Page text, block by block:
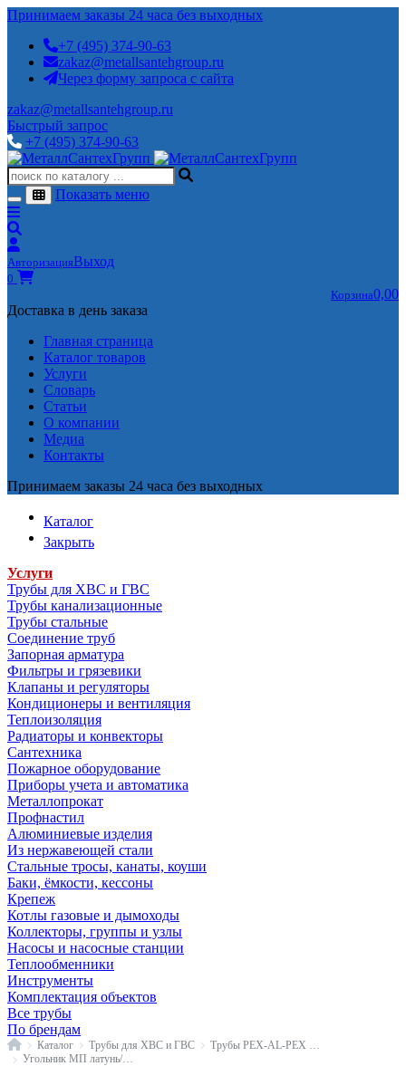
Принимаем заказы 24 часа без выходных
+7 (495) 374-90-63
zakaz@metallsantehgroup.ru
Через форму запроса с сайта
zakaz@metallsantehgroup.ru
Быстрый запрос
+7 (495) 374-90-63
Показать меню
АвторизацияВыход
0
Корзина0,00
Доставка в день заказа
Главная страница
Каталог товаров
Услуги
Словарь
Статьи
О компании
Медиа
Контакты
Принимаем заказы 24 часа без выходных
Каталог
Закрыть
Услуги
Трубы для ХВС и ГВС
Трубы канализационные
Трубы стальные
Соединение труб
Запорная арматура
Фильтры и грязевики
Клапаны и регуляторы
Кондиционеры и вентиляция
Теплоизоляция
Радиаторы и конвекторы
Сантехника
Пожарное оборудование
Приборы учета и автоматика
Металлопрокат
Профнастил
Алюминиевые изделия
Из нержавеющей стали
Стальные тросы, канаты, коуши
Баки, ёмкости, кессоны
Крепеж
Котлы газовые и дымоходы
Коллекторы, группы и узлы
Насосы и насосные станции
Теплообменники
Инструменты
Комплектация объектов
Все трубы
По брендам
ГлавнаяКаталог Трубы для ХВС и ГВС
Угольник МП латунь/никель в/р обжим ГОСТ 32415-2013 Aquasfera 7007